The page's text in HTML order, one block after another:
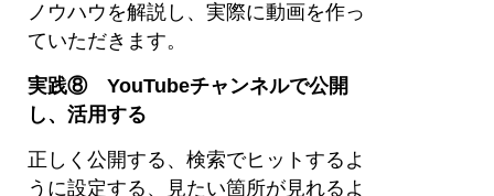
ノウハウを解説し、実際に動画を作っ
ていただきます。
実践⑧ YouTubeチャンネルで公開
し、活用する
正しく公開する、検索でヒットするよ
うに設定する、見たい箇所が見れるよ